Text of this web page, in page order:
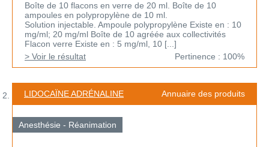
Boîte de 10 flacons en verre de 20 ml. Boîte de 10
ampoules en polypropylène de 10 ml.
Solution injectable. Ampoule polypropylène Existe en : 10
mg/ml; 20 mg/ml Boîte de 10 agréée aux collectivités
Flacon verre Existe en : 5 mg/ml, 10 [...]
> Voir le résultat
Pertinence : 100%
LIDOCAÏNE ADRÉNALINE Annuaire des produits
Anesthésie - Réanimation